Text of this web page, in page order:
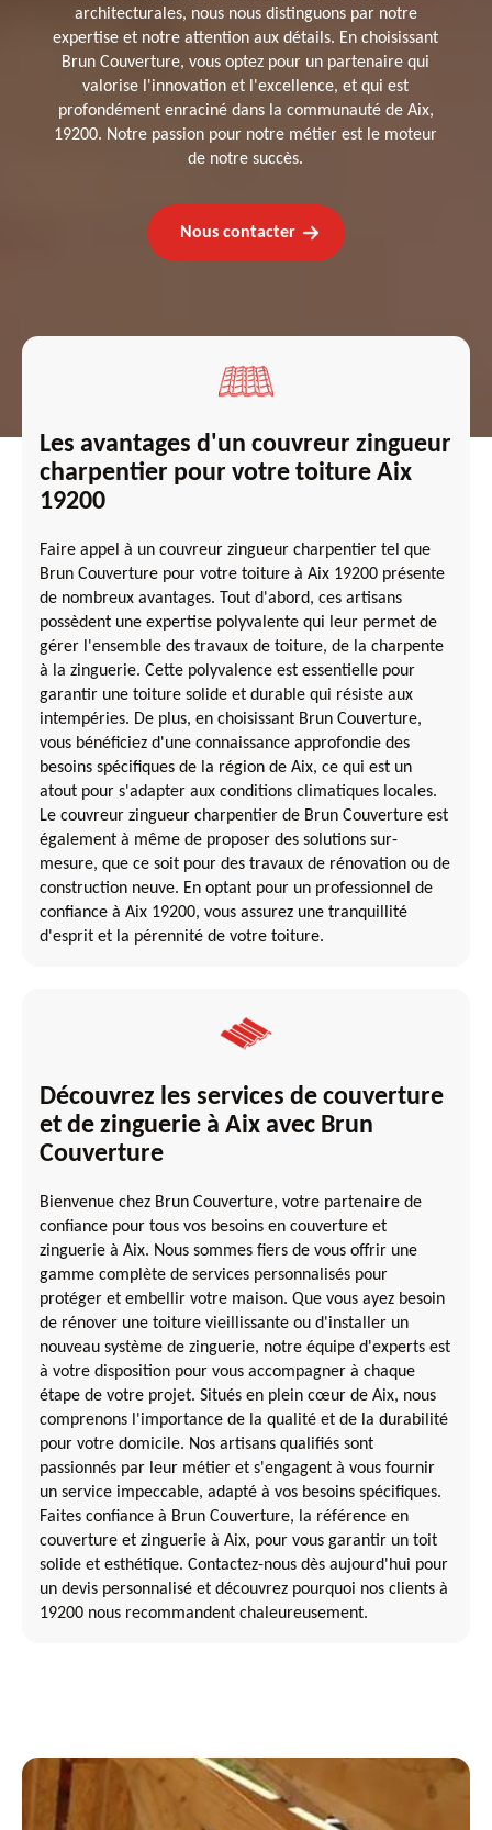
architecturales, nous nous distinguons par notre
expertise et notre attention aux détails. En choisissant
Brun Couverture, vous optez pour un partenaire qui
valorise l'innovation et l'excellence, et qui est
profondément enraciné dans la communauté de Aix,
19200. Notre passion pour notre métier est le moteur
de notre succès.
Nous contacter
Les avantages d'un couvreur zingueur
charpentier pour votre toiture Aix
19200
Faire appel à un couvreur zingueur charpentier tel que
Brun Couverture pour votre toiture à Aix 19200 présente
de nombreux avantages. Tout d'abord, ces artisans
possèdent une expertise polyvalente qui leur permet de
gérer l'ensemble des travaux de toiture, de la charpente
à la zinguerie. Cette polyvalence est essentielle pour
garantir une toiture solide et durable qui résiste aux
intempéries. De plus, en choisissant Brun Couverture,
vous bénéficiez d'une connaissance approfondie des
besoins spécifiques de la région de Aix, ce qui est un
atout pour s'adapter aux conditions climatiques locales.
Le couvreur zingueur charpentier de Brun Couverture est
également à même de proposer des solutions sur-
mesure, que ce soit pour des travaux de rénovation ou de
construction neuve. En optant pour un professionnel de
confiance à Aix 19200, vous assurez une tranquillité
d'esprit et la pérennité de votre toiture.
Découvrez les services de couverture
et de zinguerie à Aix avec Brun
Couverture
Bienvenue chez Brun Couverture, votre partenaire de
confiance pour tous vos besoins en couverture et
zinguerie à Aix. Nous sommes fiers de vous offrir une
gamme complète de services personnalisés pour
protéger et embellir votre maison. Que vous ayez besoin
de rénover une toiture vieillissante ou d'installer un
nouveau système de zinguerie, notre équipe d'experts est
à votre disposition pour vous accompagner à chaque
étape de votre projet. Situés en plein cœur de Aix, nous
comprenons l'importance de la qualité et de la durabilité
pour votre domicile. Nos artisans qualifiés sont
passionnés par leur métier et s'engagent à vous fournir
un service impeccable, adapté à vos besoins spécifiques.
Faites confiance à Brun Couverture, la référence en
couverture et zinguerie à Aix, pour vous garantir un toit
solide et esthétique. Contactez-nous dès aujourd'hui pour
un devis personnalisé et découvrez pourquoi nos clients à
19200 nous recommandent chaleureusement.